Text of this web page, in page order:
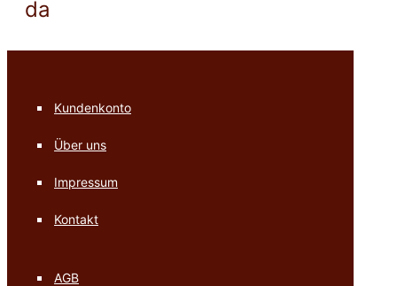
da
Kundenkonto
Über uns
Impressum
Kontakt
AGB